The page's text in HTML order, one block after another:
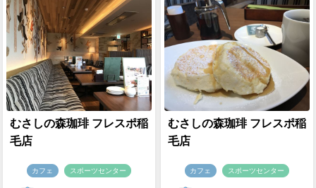
むさしの森珈琲 フレスポ稲
毛店
カフェ スポーツセンター
むさしの森珈琲 フレスポ稲
毛店
カフェ スポーツセンター